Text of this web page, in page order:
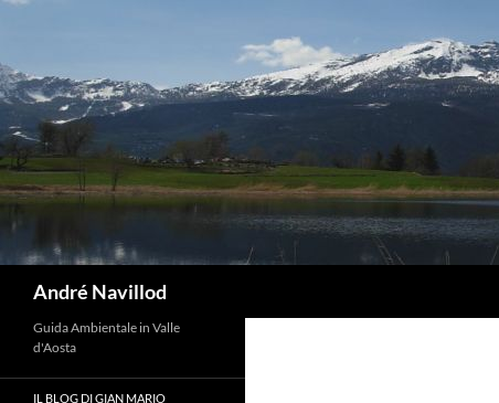
contenuto
André Navillod
Guida Ambientale in Valle
d'Aosta
IL BLOG DI GIAN MARIO